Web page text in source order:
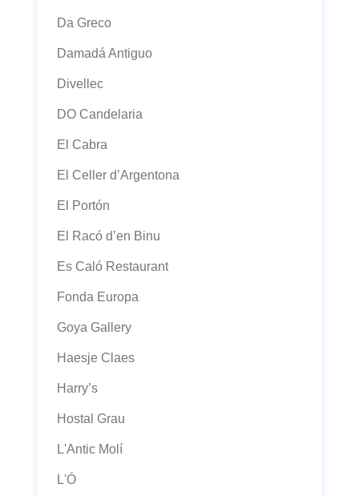
Da Greco
Damadá Antiguo
Divellec
DO Candelaria
El Cabra
El Celler d’Argentona
El Portón
El Racó d’en Binu
Es Caló Restaurant
Fonda Europa
Goya Gallery
Haesje Claes
Harry’s
Hostal Grau
L'Antic Molí
L'Ó